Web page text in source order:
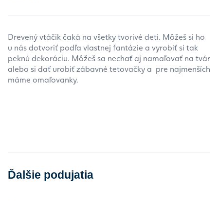
Drevený vtáčik čaká na všetky tvorivé deti. Môžeš si ho
u nás dotvoriť podľa vlastnej fantázie a vyrobiť si tak
peknú dekoráciu. Môžeš sa nechať aj namaľovať na tvár
alebo si dať urobiť zábavné tetovačky a pre najmenších
máme omaľovanky.
Ďalšie podujatia